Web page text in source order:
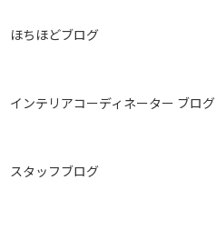
ほちほどブログ
インテリアコーディネーター ブログ
スタッフブログ